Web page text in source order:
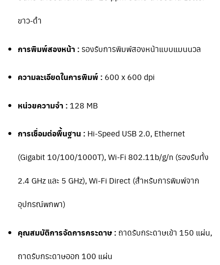
ขาว-ดำ
การพิมพ์สองหน้า : รองรับการพิมพ์สองหน้าแบบแมนนวล
ความละเอียดในการพิมพ์ : 600 x 600 dpi
หน่วยความจำ : 128 MB
การเชื่อมต่อพื้นฐาน : Hi-Speed USB 2.0, Ethernet
(Gigabit 10/100/1000T), Wi-Fi 802.11b/g/n (รองรับทั้ง
2.4 GHz และ 5 GHz), Wi-Fi Direct (สำหรับการพิมพ์จาก
อุปกรณ์พกพา)
คุณสมบัติการจัดการกระดาษ : ถาดรับกระดาษเข้า 150 แผ่น,
ถาดรับกระดาษออก 100 แผ่น